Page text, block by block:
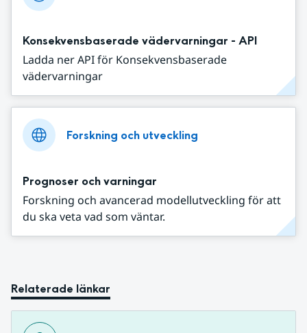
Konsekvensbaserade vädervarningar - API
Ladda ner API för Konsekvensbaserade
vädervarningar
Forskning och utveckling
Prognoser och varningar
Forskning och avancerad modellutveckling för att
du ska veta vad som väntar.
Relaterade länkar